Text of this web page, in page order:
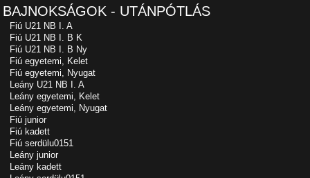
BAJNOKSÁGOK - UTÁNPÓTLÁS
Fiú U21 NB I. A
Fiú U21 NB I. B K
Fiú U21 NB I. B Ny
Fiú egyetemi, Kelet
Fiú egyetemi, Nyugat
Leány U21 NB I. A
Leány egyetemi, Kelet
Leány egyetemi, Nyugat
Fiú junior
Fiú kadett
Fiú serdülu0151
Leány junior
Leány kadett